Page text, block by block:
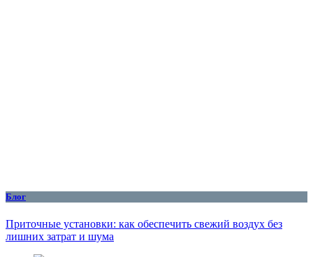
Блог
Приточные установки: как обеспечить свежий воздух без
лишних затрат и шума